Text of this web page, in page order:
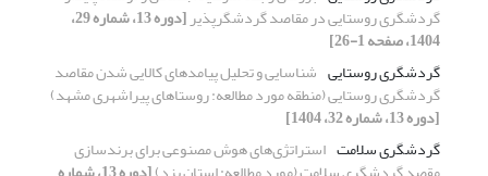
گردشگری روستایی در مقاصد گردشگرپذیر [دوره 13، شماره 29،
1404، صفحه 1-26]
گردشگری روستایی شناسایی و تحلیل پیامد‌های کالایی شدن مقاصد
گردشگری روستایی (منطقه مورد مطالعه: روستاهای پیراشهری مشهد)
[دوره 13، شماره 32، 1404]
گردشگری سلامت استراتژی‌های هوش مصنوعی برای برندسازی